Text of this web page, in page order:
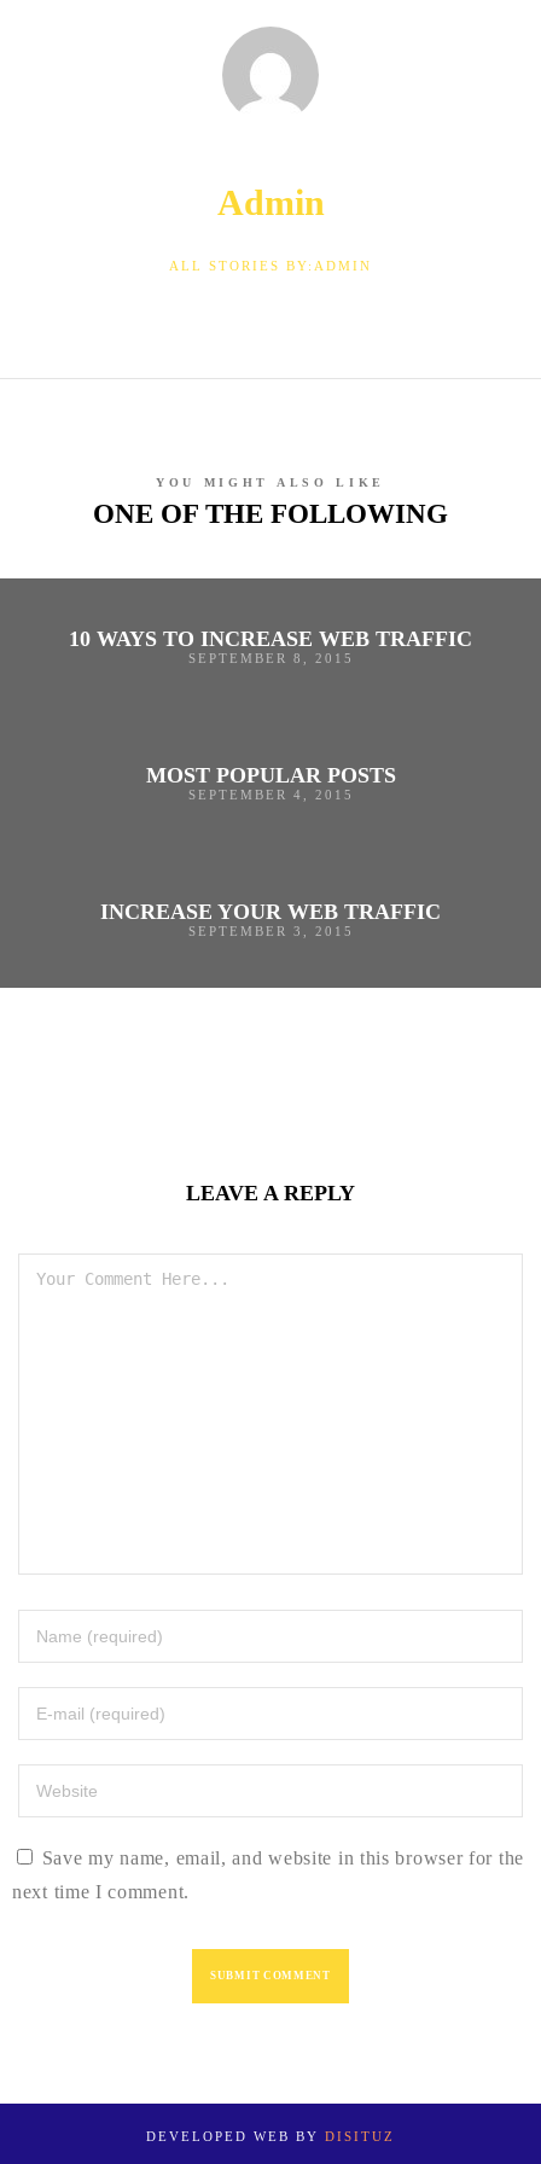
Admin
ALL STORIES BY:ADMIN
YOU MIGHT ALSO LIKE
ONE OF THE FOLLOWING
10 WAYS TO INCREASE WEB TRAFFIC
SEPTEMBER 8, 2015
MOST POPULAR POSTS
SEPTEMBER 4, 2015
INCREASE YOUR WEB TRAFFIC
SEPTEMBER 3, 2015
LEAVE A REPLY
Save my name, email, and website in this browser for the
next time I comment.
DEVELOPED WEB BY DISITUZ